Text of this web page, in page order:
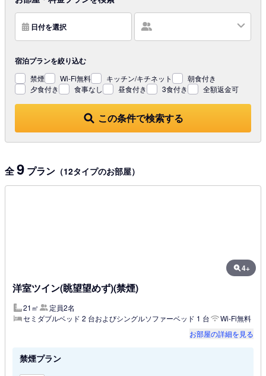
日付を選択
この条件で検索する
宿泊プランを絞り込む
禁煙 Wi-Fi無料 キッチン/キチネット
朝食付き
夕食付き
食事なし 昼食付き 3食付き 全額返金可
全9 プラン （12タイプのお部屋）
4+
洋室ツイン(眺望望めず)(禁煙)
21㎡
定員2名
セミダブルベッド 2 台およびシングルソファーベッド 1 台
Wi-Fi無料
お部屋の詳細を見る
禁煙プラン